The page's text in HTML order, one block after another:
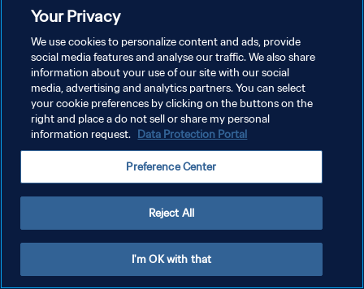
سياسة الخصوصية
إدارة تفضيلات ملفات تعريف الارتباط
Your Privacy
We use cookies to personalize content and ads, provide
social media features and analyse our traffic. We also share
information about your use of our site with our social
media, advertising and analytics partners. You can select
your cookie preferences by clicking on the buttons on the
right and place a do not sell or share my personal
information request. Data Protection Portal
Preference Center
Reject All
I'm OK with that